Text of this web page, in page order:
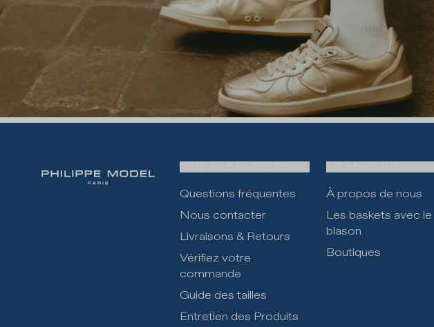
Questions fréquentes
Nous contacter
Livraisons & Retours
Vérifiez votre
commande
Guide des tailles
Entretien des Produits
À propos de nous
Les baskets avec le
blason
Boutiques